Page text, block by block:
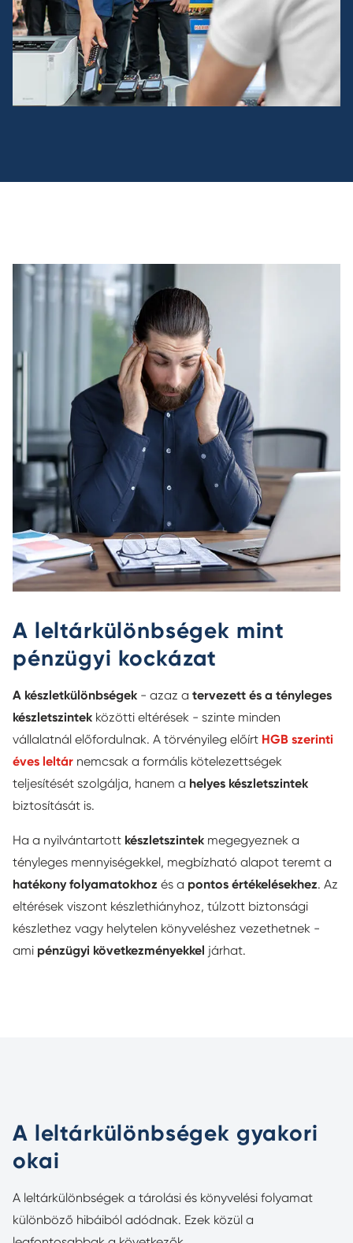
A leltárkülönbségek mint
pénzügyi kockázat
A készletkülönbségek - azaz a tervezett és a tényleges
készletszintek közötti eltérések - szinte minden
vállalatnál előfordulnak. A törvényileg előírt HGB szerinti
éves leltár nemcsak a formális kötelezettségek
teljesítését szolgálja, hanem a helyes készletszintek
biztosítását is.
Ha a nyilvántartott készletszintek megegyeznek a
tényleges mennyiségekkel, megbízható alapot teremt a
hatékony folyamatokhoz és a pontos értékelésekhez. Az
eltérések viszont készlethiányhoz, túlzott biztonsági
készlethez vagy helytelen könyveléshez vezethetnek -
ami pénzügyi következményekkel járhat.
A leltárkülönbségek gyakori
okai
A leltárkülönbségek a tárolási és könyvelési folyamat
különböző hibáiból adódnak. Ezek közül a